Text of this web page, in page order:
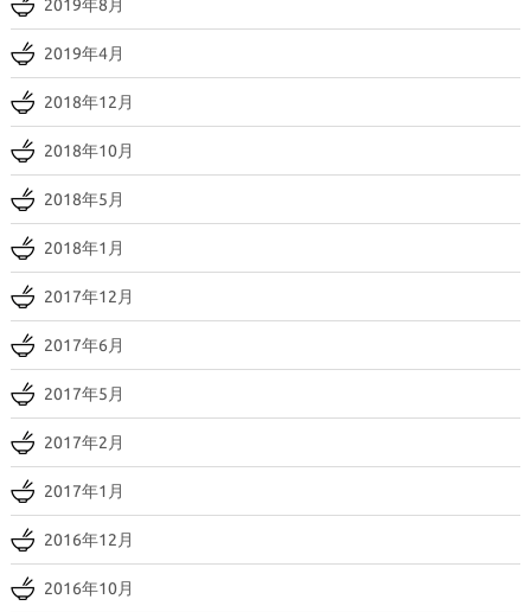
2019年8月
2019年4月
2018年12月
2018年10月
2018年5月
2018年1月
2017年12月
2017年6月
2017年5月
2017年2月
2017年1月
2016年12月
2016年10月